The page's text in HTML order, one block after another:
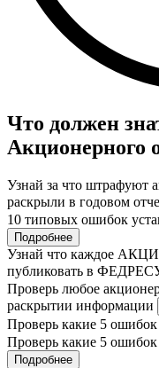
Что должен
Акционерного
Узнай за что штрафуют
раскрыли в годовом
10 типовых ошибок
Подробнее
Узнай что каждое
публиковать в
Проверь любое
раскрытии информации
Проверь какие 5
Проверь какие 5
Подробнее